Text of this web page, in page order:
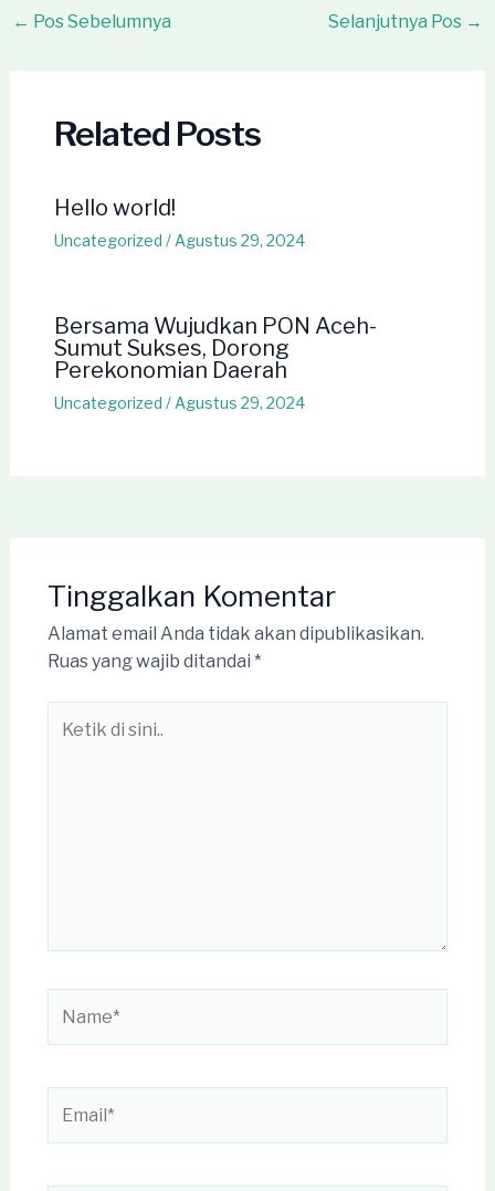
Post
← Pos Sebelumnya Selanjutnya Pos →
Related Posts
Hello world!
Uncategorized / Agustus 29, 2024
Bersama Wujudkan PON Aceh-
Sumut Sukses, Dorong
Perekonomian Daerah
Uncategorized / Agustus 29, 2024
Tinggalkan Komentar
Alamat email Anda tidak akan dipublikasikan.
Ruas yang wajib ditandai *